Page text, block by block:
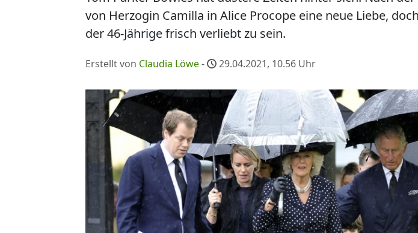
von Herzogin Camilla in Alice Procope eine neue Liebe,
der 46-Jährige frisch verliebt zu sein.
Erstellt von Claudia Löwe- 29.04.2021, 10.56 Uhr